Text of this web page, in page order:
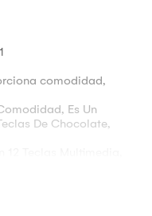
comodidad,
Es Un
De Chocolate,